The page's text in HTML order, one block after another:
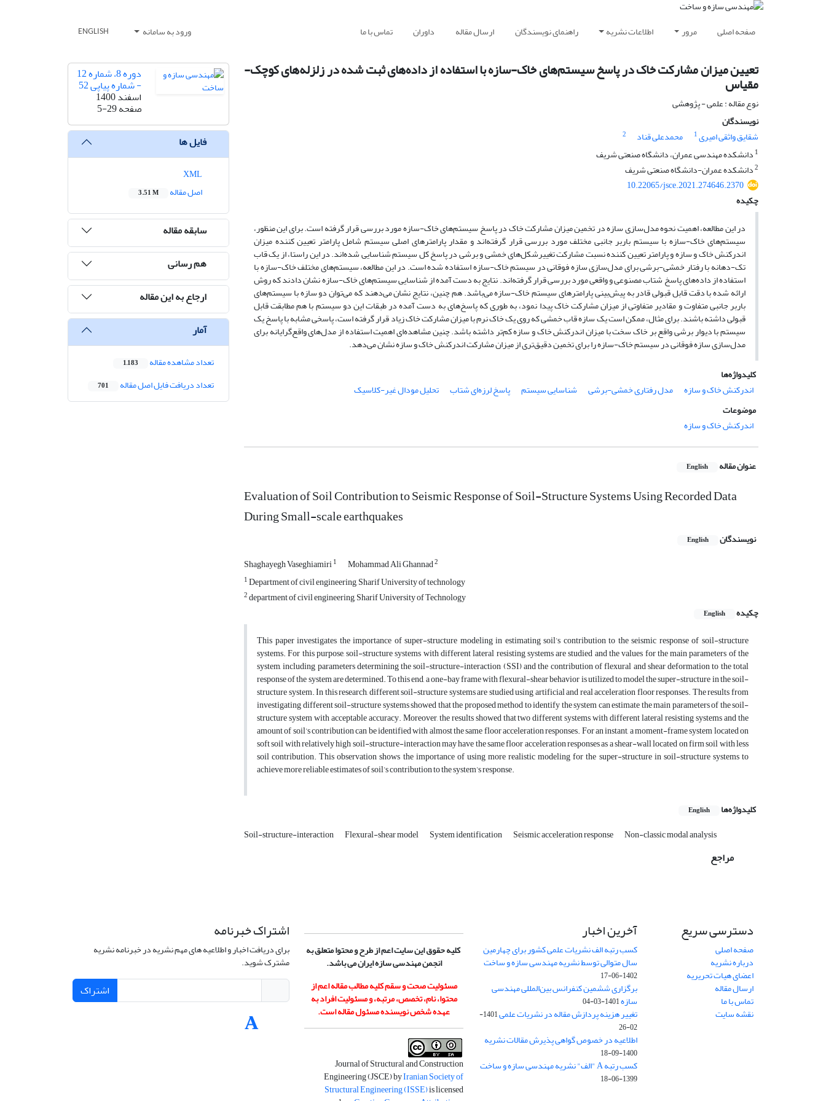
صفحه اصلی مرور اطلاعات نشریه راهنمای نویسندگان ارسال مقاله داوران تماس با ما ورود به سامانه ENGLISH
تعیین میزان مشارکت خاک در پاسخ سیستم‌های خاک-سازه با استفاده از داده‌های ثبت شده در زلزله‌های کوچک-
مقیاس
نوع مقاله : علمی - پژوهشی
نویسندگان
شقایق واثقی امیری1 محمدعلی قناد
2
1 دانشکده مهندسی عمران، دانشگاه صنعتی شریف
2دانشکده عمران-دانشگاه صنعتی شریف
10.22065/jsce.2021.274646.2370
چکیده
در این مطالعه، اهمیت نحوه مدل‌سازی سازه در تخمین میزان مشارکت خاک در پاسخ سیستم‌های خاک-سازه مورد بررسی قرار گرفته است. برای این منظور،
سیستم‌های خاک-سازه با سیستم باربر جانبی مختلف مورد بررسی قرار گرفته‌اند و مقدار پارامترهای اصلی سیستم شامل پارامتر تعیین کننده میزان
اندرکنش خاک و سازه و پارامتر تعیین کننده نسبت مشارکت تغییرشکل‌های خمشی و برشی در پاسخ کل سیستم شناسایی شده‌اند. در این راستا، از یک قاب
تک-دهانه با رفتار خمشی-برشی برای مدل‌سازی سازه فوقانی در سیستم خاک-سازه استفاده شده است. در این مطالعه، سیستم‌های مختلف خاک-سازه با
استفاده از داده‌های پاسخ شتاب مصنوعی و واقعی مورد بررسی قرار گرفته‌اند. نتایج به دست آمده از شناسایی سیستم‌های خاک-سازه نشان دادند که روش
ارائه شده با دقت قابل قبولی قادر به پیش‌بینی پارامترهای سیستم خاک-سازه می‌باشد. هم چنین، نتایج نشان می‌دهند که می‌توان دو سازه با سیستم‌های
باربر جانبی متفاوت و مقادیر متفاوتی از میزان مشارکت خاک پیدا نمود، به طوری که پاسخ‌های به دست آمده در طبقات این دو سیستم با هم مطابقت قابل
قبولی داشته باشند. برای مثال، ممکن است یک سازه قاب خمشی که روی یک خاک نرم با میزان مشارکت خاک زیاد قرار گرفته است، پاسخی مشابه با پاسخ یک
سیستم با دیوار برشی واقع بر خاک سخت با میزان اندرکنش خاک و سازه کم‌تر داشته باشد. چنین مشاهده‌ای اهمیت استفاده از مدل‌های واقع‌گرایانه برای
مدل‌سازی سازه فوقانی در سیستم خاک-سازه را برای تخمین دقیق‌تری از میزان مشارکت اندرکنش خاک و سازه نشان می‌دهد.
کلیدواژه‌ها
اندرکنش خاک و سازه
مدل رفتاری خمشی-برشی شناسایی سیستم پاسخ لرزه‌ای شتاب
تحلیل مودال غیر-کلاسیک
موضوعات
اندرکنش خاک و سازه
عنوان مقاله English
Evaluation of Soil Contribution to Seismic Response of Soil-Structure Systems Using Recorded Data
During Small-scale earthquakes
نویسندگان English
Shaghayegh Vaseghiamiri1 Mohammad Ali Ghannad2
1Department of civil engineering, Sharif University of technology
2department of civil engineering, Sharif University of Technology
چکیده
English
This paper investigates the importance of super-structure modeling in estimating soil’s contribution to the seismic response of soil-structure
systems. For this purpose, soil-structure systems with different lateral resisting systems are studied and the values for the main parameters of the
system, including parameters determining the soil-structure-interaction (SSI) and the contribution of flexural and shear deformation to the total
response of the system are determined. To this end, a one-bay frame with flexural-shear behavior is utilized to model the super-structure in the soil-
structure system. In this research, different soil-structure systems are studied using artificial and real acceleration floor responses. The results from
investigating different soil-structure systems showed that the proposed method to identify the system can estimate the main parameters of the soil-
structure system with acceptable accuracy. Moreover, the results showed that two different systems with different lateral resisting systems and the
amount of soil’s contribution can be identified with almost the same floor acceleration responses. For an instant, a moment-frame system located on
soft soil with relatively high soil-structure-interaction may have the same floor acceleration responses as a shear-wall located on firm soil with less
soil contribution. This observation shows the importance of using more realistic modeling for the super-structure in soil-structure systems to
achieve more reliable estimates of soil’s contribution to the system’s response.
کلیدواژه‌ها English
Soil-structure-interaction Flexural-shear model System identification Seismic acceleration response Non-classic modal analysis
مراجع
دوره 8، شماره 12
- شماره پیاپی 52
اسفند 1400
صفحه5-29
فایل ها
اصل مقاله
3.51 M
سابقه مقاله
هم رسانی
ارجاع به این مقاله
آمار
تعداد مشاهده مقاله 1,183
تعداد دریافت فایل اصل مقاله 701
دسترسی سریع
صفحه اصلی
درباره نشریه
اعضای هیات تحریریه
ارسال مقاله
تماس با ما
نقشه سایت
آخرین اخبار
کسب رتبه الف نشریات علمی کشور برای چهارمین
سال متوالی توسط نشریه مهندسی سازه و ساخت
1402-06-17
برگزاری ششمین کنفرانس بین‌المللی مهندسی
سازه1401-03-04
تغییر هزینه پردازش مقاله در نشریات علمی
1401-
02-26
اطلاعیه در خصوص گواهی پذیرش مقالات نشریه
1400-09-18
کسب رتبه A "الف" نشریه مهندسی سازه و ساخت
1399-06-18
کلیه حقوق این سایت اعم از طرح و محتوا متعلق به
انجمن مهندسی سازه ایران می باشد.
مسئولیت صحت و سقم کلیه مطالب مقاله اعم از
محتوا، نام، تخصص، مرتبه، و مسئولیت افراد به
عهده شخص نویسنده مسئول مقاله است.
Journal of Structural and Construction
Engineering (JSCE) byIranian Society of
Structural Engineering (ISSE)is licensed
اشتراک خبرنامه
برای دریافت اخبار و اطلاعیه های مهم نشریه در خبرنامه نشریه
مشترک شوید.
اشتراک